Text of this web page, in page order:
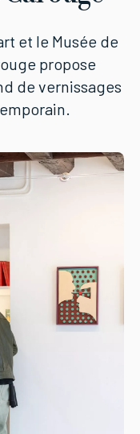
et le Musée de
propose
de vernissages